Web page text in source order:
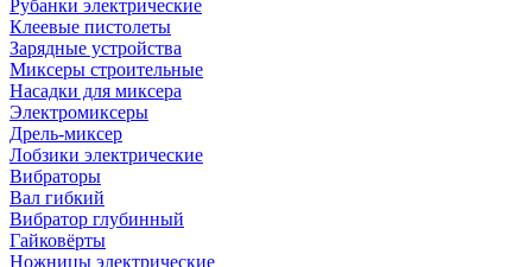
Рубанки электрические
Клеевые пистолеты
Зарядные устройства
Миксеры строительные
Насадки для миксера
Электромиксеры
Дрель-миксер
Лобзики электрические
Вибраторы
Вал гибкий
Вибратор глубинный
Гайковёрты
Ножницы электрические